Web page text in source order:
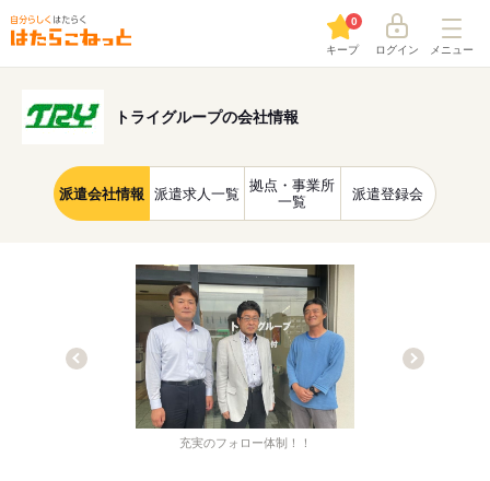
キープ
0
ログイン メニュー
トライグループの会社情報
派遣会社情報 派遣求人一覧
拠点・事業所
一覧
派遣登録会
充実のフォロー体制！！